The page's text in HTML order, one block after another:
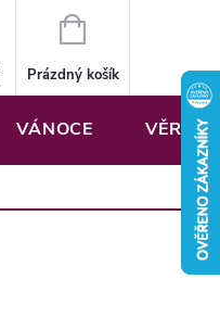
NÁKUPNÍ
Prázdný košík
VÁNOCE